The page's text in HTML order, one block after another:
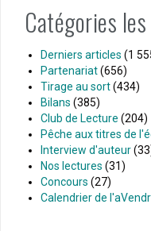
Catégories
Derniers articles (1
Partenariat(656)
Tirage au sort(434)
Bilans (385)
Club de Lecture (204)
Pêche aux titres de
Interview d'auteur
Nos lectures (31)
Concours (27)
Calendrier de